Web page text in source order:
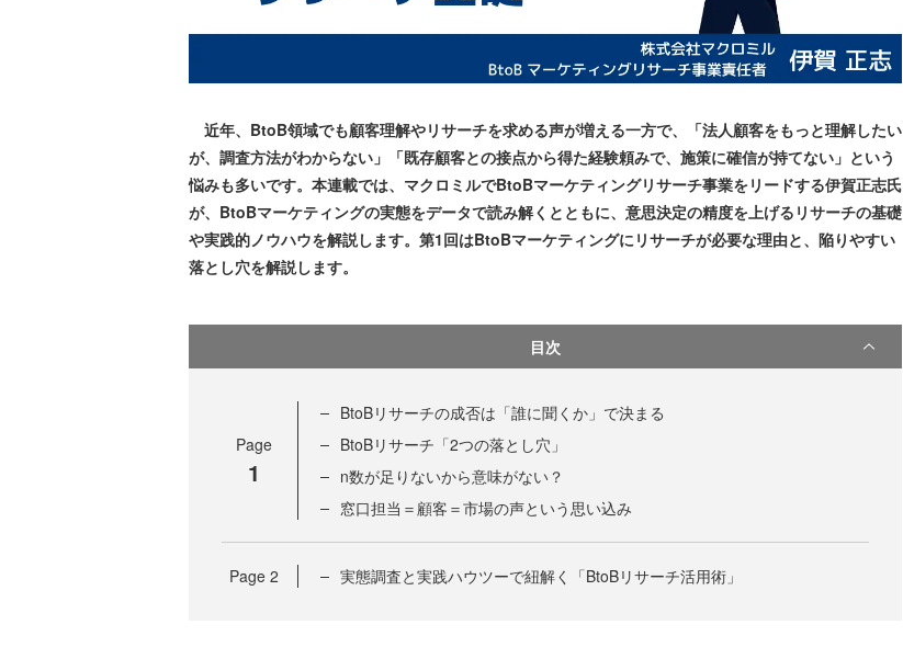
近年、BtoB領域でも顧客理解やリサーチを求める声が増える一方で、「法人顧客をもっと理解したい
が、調査方法がわからない」「既存顧客との接点から得た経験頼みで、施策に確信が持てない」という
悩みも多いです。本連載では、マクロミルでBtoBマーケティングリサーチ事業をリードする伊賀正志氏
が、BtoBマーケティングの実態をデータで読み解くとともに、意思決定の精度を上げるリサーチの基礎
や実践的ノウハウを解説します。第1回はBtoBマーケティングにリサーチが必要な理由と、陥りやすい
落とし穴を解説します。
目次
Page
1
BtoBリサーチの成否は「誰に聞くか」で決まる
BtoBリサーチ「2つの落とし穴」
n数が足りないから意味がない？
窓口担当＝顧客＝市場の声という思い込み
Page 2 実態調査と実践ハウツーで紐解く「BtoBリサーチ活用術」